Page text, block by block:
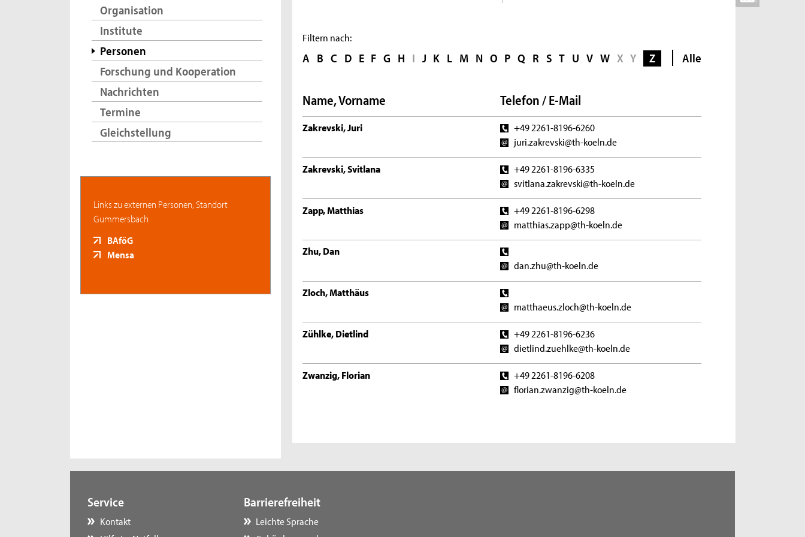
Organisation
Institute
Personen
Forschung und Kooperation
Nachrichten
Termine
Gleichstellung
Links zu externen Personen, Standort
Gummersbach
BAföG
Mensa
Filtern nach:
A B C D E F G H I J K L M N O P Q R S T U V W X Y Z Alle
Name, Vorname Telefon / E-Mail
Zakrevski, Juri
+49 2261-8196-6260
juri.zakrevski@th-koeln.de
Zakrevski, Svitlana
+49 2261-8196-6335
svitlana.zakrevski@th-koeln.de
Zapp, Matthias
+49 2261-8196-6298
matthias.zapp@th-koeln.de
Zhu, Dan
dan.zhu@th-koeln.de
Zloch, Matthäus
matthaeus.zloch@th-koeln.de
Zühlke, Dietlind
+49 2261-8196-6236
dietlind.zuehlke@th-koeln.de
Zwanzig, Florian
+49 2261-8196-6208
florian.zwanzig@th-koeln.de
Service
Kontakt
Barrierefreiheit
Leichte Sprache